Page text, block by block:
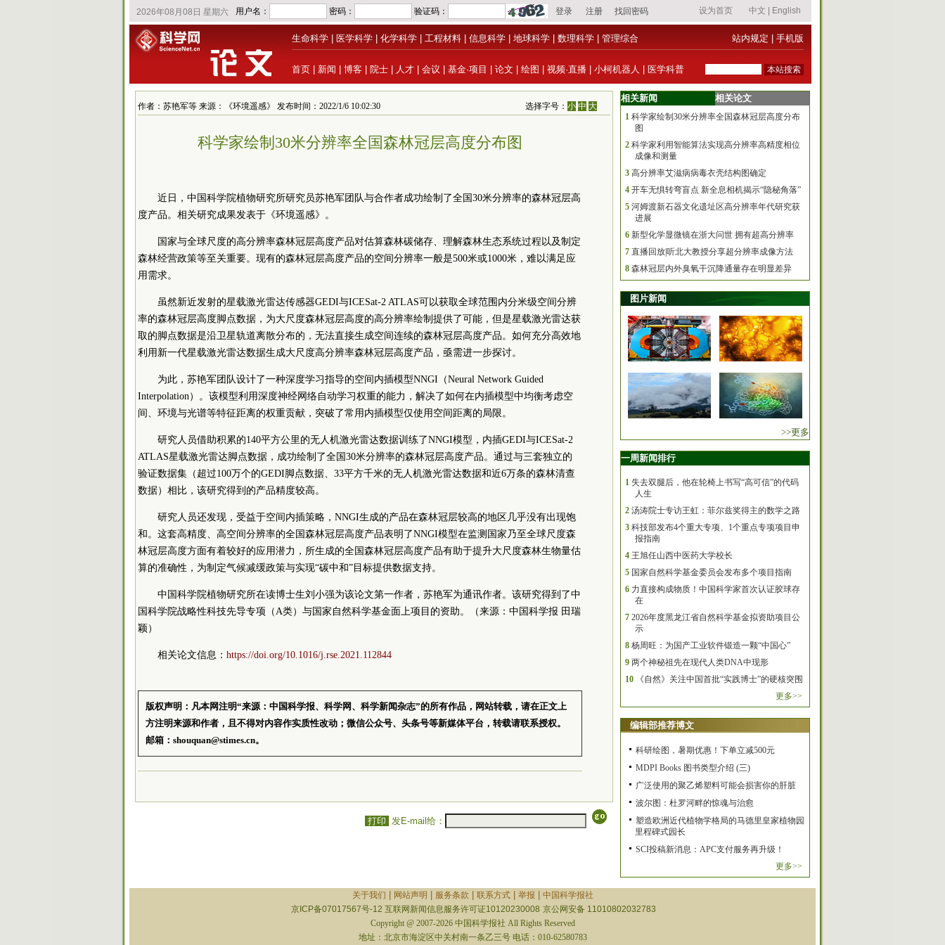
生命科学 医学科学 化学科学 工程材料 信息科学 地球科学 数理科学 管理综合 站内规定 手机版
首页 新闻 博客 院士 人才 会议 基金·项目 论文 绘图 视频·直播 小柯机器人 医学科普
作者：苏艳军等 来源：《环境遥感》 发布时间：2022/1/6 10:02:30 选择字号：小 中 大
科学家绘制30米分辨率全国森林冠层高度分布图
近日，中国科学院植物研究所研究员苏艳军团队与合作者成功绘制了全国30米分辨率的森林冠层高
度产品。相关研究成果发表于《环境遥感》。
国家与全球尺度的高分辨率森林冠层高度产品对估算森林碳储存、理解森林生态系统过程以及制定
森林经营政策等至关重要。现有的森林冠层高度产品的空间分辨率一般是500米或1000米，难以满足应
用需求。
虽然新近发射的星载激光雷达传感器GEDI与ICESat-2 ATLAS可以获取全球范围内分米级空间分辨
率的森林冠层高度脚点数据，为大尺度森林冠层高度的高分辨率绘制提供了可能，但是星载激光雷达获
取的脚点数据是沿卫星轨道离散分布的，无法直接生成空间连续的森林冠层高度产品。如何充分高效地
利用新一代星载激光雷达数据生成大尺度高分辨率森林冠层高度产品，亟需进一步探讨。
为此，苏艳军团队设计了一种深度学习指导的空间内插模型NNGI（Neural Network Guided
Interpolation）。该模型利用深度神经网络自动学习权重的能力，解决了如何在内插模型中均衡考虑空
间、环境与光谱等特征距离的权重贡献，突破了常用内插模型仅使用空间距离的局限。
研究人员借助积累的140平方公里的无人机激光雷达数据训练了NNGI模型，内插GEDI与ICESat-2
ATLAS星载激光雷达脚点数据，成功绘制了全国30米分辨率的森林冠层高度产品。通过与三套独立的
验证数据集（超过100万个的GEDI脚点数据、33平方千米的无人机激光雷达数据和近6万条的森林清查
数据）相比，该研究得到的产品精度较高。
研究人员还发现，受益于空间内插策略，NNGI生成的产品在森林冠层较高的地区几乎没有出现饱
和。这套高精度、高空间分辨率的全国森林冠层高度产品表明了NNGI模型在监测国家乃至全球尺度森
林冠层高度方面有着较好的应用潜力，所生成的全国森林冠层高度产品有助于提升大尺度森林生物量估
算的准确性，为制定气候减缓政策与实现“碳中和”目标提供数据支持。
中国科学院植物研究所在读博士生刘小强为该论文第一作者，苏艳军为通讯作者。该研究得到了中
国科学院战略性科技先导专项（A类）与国家自然科学基金面上项目的资助。（来源：中国科学报 田瑞
颖）
相关论文信息： https://doi.org/10.1016/j.rse.2021.112844
版权声明：凡本网注明“来源：中国科学报、科学网、科学新闻杂志”的所有作品，网站转载，请在正文上
方注明来源和作者，且不得对内容作实质性改动；微信公众号、头条号等新媒体平台，转载请联系授权。
邮箱：shouquan@stimes.cn。
打印 发E-mail给：
相关新闻 相关论文
1 科学家绘制30米分辨率全国森林冠层高度分布
图
2 科学家利用智能算法实现高分辨率高精度相位
成像和测量
3 高分辨率艾滋病病毒衣壳结构图确定
4 开车无惧转弯盲点 新全息相机揭示“隐秘角落”
5 河姆渡新石器文化遗址区高分辨率年代研究获
进展
6 新型化学显微镜在浙大问世 拥有超高分辨率
7 直播回放|听北大教授分享超分辨率成像方法
8 森林冠层内外臭氧干沉降通量存在明显差异
图片新闻
>>更多
一周新闻排行
1 失去双腿后，他在轮椅上书写“高可信”的代码
人生
2 汤涛院士专访王虹：菲尔兹奖得主的数学之路
3 科技部发布4个重大专项、1个重点专项项目申
报指南
4 王旭任山西中医药大学校长
5 国家自然科学基金委员会发布多个项目指南
6 力直接构成物质！中国科学家首次认证胶球存
在
7 2026年度黑龙江省自然科学基金拟资助项目公
示
8 杨周旺：为国产工业软件锻造一颗“中国心”
9 两个神秘祖先在现代人类DNA中现形
10
《自然》关注中国首批“实践博士”的硬核突围
更多>>
编辑部推荐博文
科研绘图，暑期优惠！下单立减500元
MDPI Books 图书类型介绍 (三)
广泛使用的聚乙烯塑料可能会损害你的肝脏
波尔图：杜罗河畔的惊魂与治愈
塑造欧洲近代植物学格局的马德里皇家植物园
里程碑式园长
SCI投稿新消息：APC支付服务再升级！
更多>>
关于我们 网站声明 服务条款 联系方式| 举报
中国科学报社
京ICP备07017567号-12 互联网新闻信息服务许可证10120230008 京公网安备 11010802032783
Copyright @ 2007-2026 中国科学报社 All Rights Reserved
地址：北京市海淀区中关村南一条乙三号 电话：010-62580783